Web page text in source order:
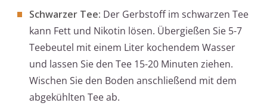
Schwarzer Tee: Der Gerbstoff im schwarzen Tee
kann Fett und Nikotin lösen. Übergießen Sie 5-7
Teebeutel mit einem Liter kochendem Wasser
und lassen Sie den Tee 15-20 Minuten ziehen.
Wischen Sie den Boden anschließend mit dem
abgekühlten Tee ab.